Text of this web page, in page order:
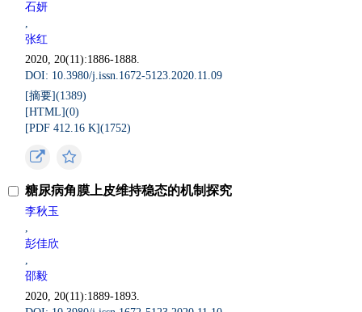
石妍
,
张红
2020, 20(11):1886-1888.
DOI: 10.3980/j.issn.1672-5123.2020.11.09
[摘要](1389)
[HTML](0)
[PDF 412.16 K](1752)
糖尿病角膜上皮维持稳态的机制探究
李秋玉
,
彭佳欣
,
邵毅
2020, 20(11):1889-1893.